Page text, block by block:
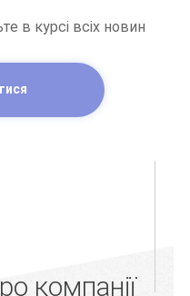
в курсі всіх новин
компанії